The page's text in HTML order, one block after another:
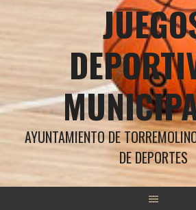
AYUNTAMIENTO DE
DE DEPORTES